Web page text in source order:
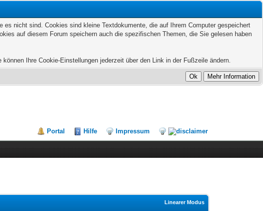
nicht sind. Cookies sind kleine Textdokumente, die auf Ihrem Computer gespeichert
auf diesem Forum speichern auch die spezifischen Themen, die Sie gelesen haben
Ihre Cookie-Einstellungen jederzeit über den Link in der Fußzeile ändern.
Portal Hilfe Impressum
Linearer Modus